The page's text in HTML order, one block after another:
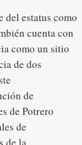
del estatus como
cuenta con
como un sitio
de dos
de
de Potrero
de